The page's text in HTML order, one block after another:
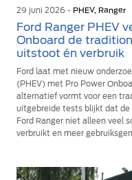
29 juni 2026 - PHEV, Ranger
Ford Ranger PHEV
Onboard de
uitstoot én verbruik
Ford laat met nieuw
(PHEV) met Pro Power
alternatief vormt voor een
uitgebreide tests blijkt dat de
Ford Ranger niet alleen veel
verbruikt en meer